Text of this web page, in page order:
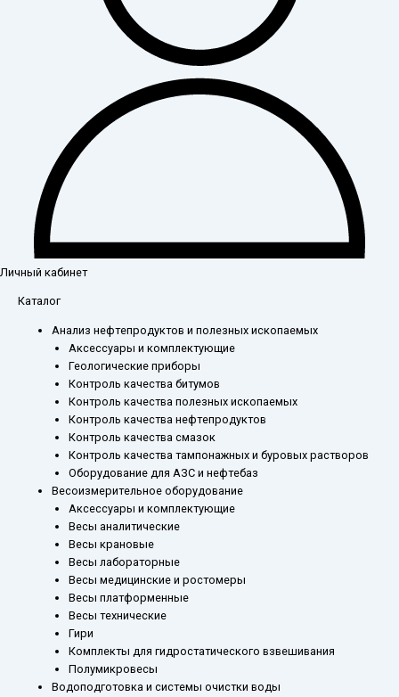
Личный кабинет
Каталог
Анализ нефтепродуктов и полезных ископаемых
Аксессуары и комплектующие
Геологические приборы
Контроль качества битумов
Контроль качества полезных ископаемых
Контроль качества нефтепродуктов
Контроль качества смазок
Контроль качества тампонажных и буровых растворов
Оборудование для АЗС и нефтебаз
Весоизмерительное оборудование
Аксессуары и комплектующие
Весы аналитические
Весы крановые
Весы лабораторные
Весы медицинские и ростомеры
Весы платформенные
Весы технические
Гири
Комплекты для гидростатического взвешивания
Полумикровесы
Водоподготовка и системы очистки воды